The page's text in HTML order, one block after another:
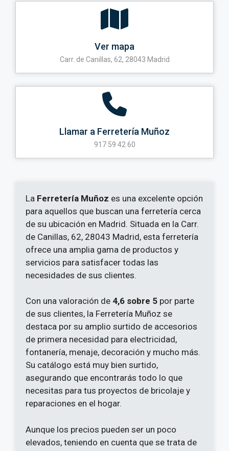
Ver mapa
Carr. de Canillas, 62, 28043 Madrid
Llamar a Ferretería Muñoz
917 59 42 60
La Ferretería Muñoz es una excelente opción
para aquellos que buscan una ferretería cerca
de su ubicación en Madrid. Situada en la Carr.
de Canillas, 62, 28043 Madrid, esta ferretería
ofrece una amplia gama de productos y
servicios para satisfacer todas las
necesidades de sus clientes.
Con una valoración de 4,6 sobre 5 por parte
de sus clientes, la Ferretería Muñoz se
destaca por su amplio surtido de accesorios
de primera necesidad para electricidad,
fontanería, menaje, decoración y mucho más.
Su catálogo está muy bien surtido,
asegurando que encontrarás todo lo que
necesitas para tus proyectos de bricolaje y
reparaciones en el hogar.
Aunque los precios pueden ser un poco
elevados, teniendo en cuenta que se trata de